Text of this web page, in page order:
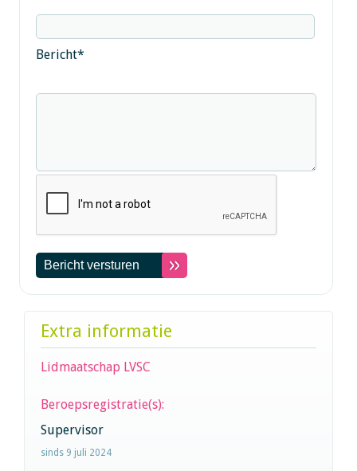
Bericht*
Extra informatie
Lidmaatschap LVSC
Beroepsregistratie(s):
Supervisor
sinds 9 juli 2024